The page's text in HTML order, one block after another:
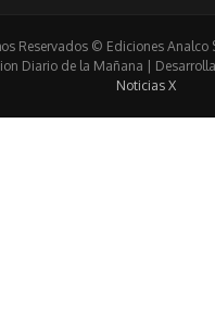
Reservados © Ediciones Analco
Diario de la Mañana |
Noticias X